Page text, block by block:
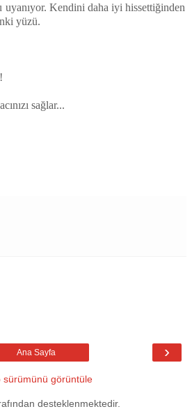
uyanıyor. Kendini daha iyi hissettiğinden
yüzü.
sağlar...
›
Ana Sayfa
sürümünü görüntüle
desteklenmektedir.